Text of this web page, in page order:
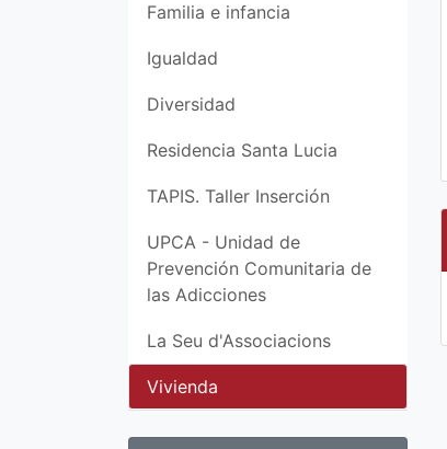
Familia e infancia
Igualdad
Diversidad
Residencia Santa Lucia
TAPIS. Taller Inserción
UPCA - Unidad de
Prevención Comunitaria de
las Adicciones
La Seu d'Associacions
Vivienda